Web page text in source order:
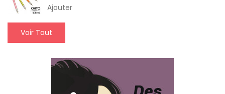
Ajouter
Voir Tout